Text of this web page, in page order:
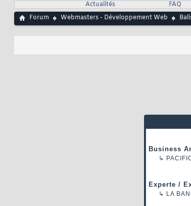
Actualités
FAQ
Forum
Webmasters - Développement Web
Business
↳
Experte /
↳ LA